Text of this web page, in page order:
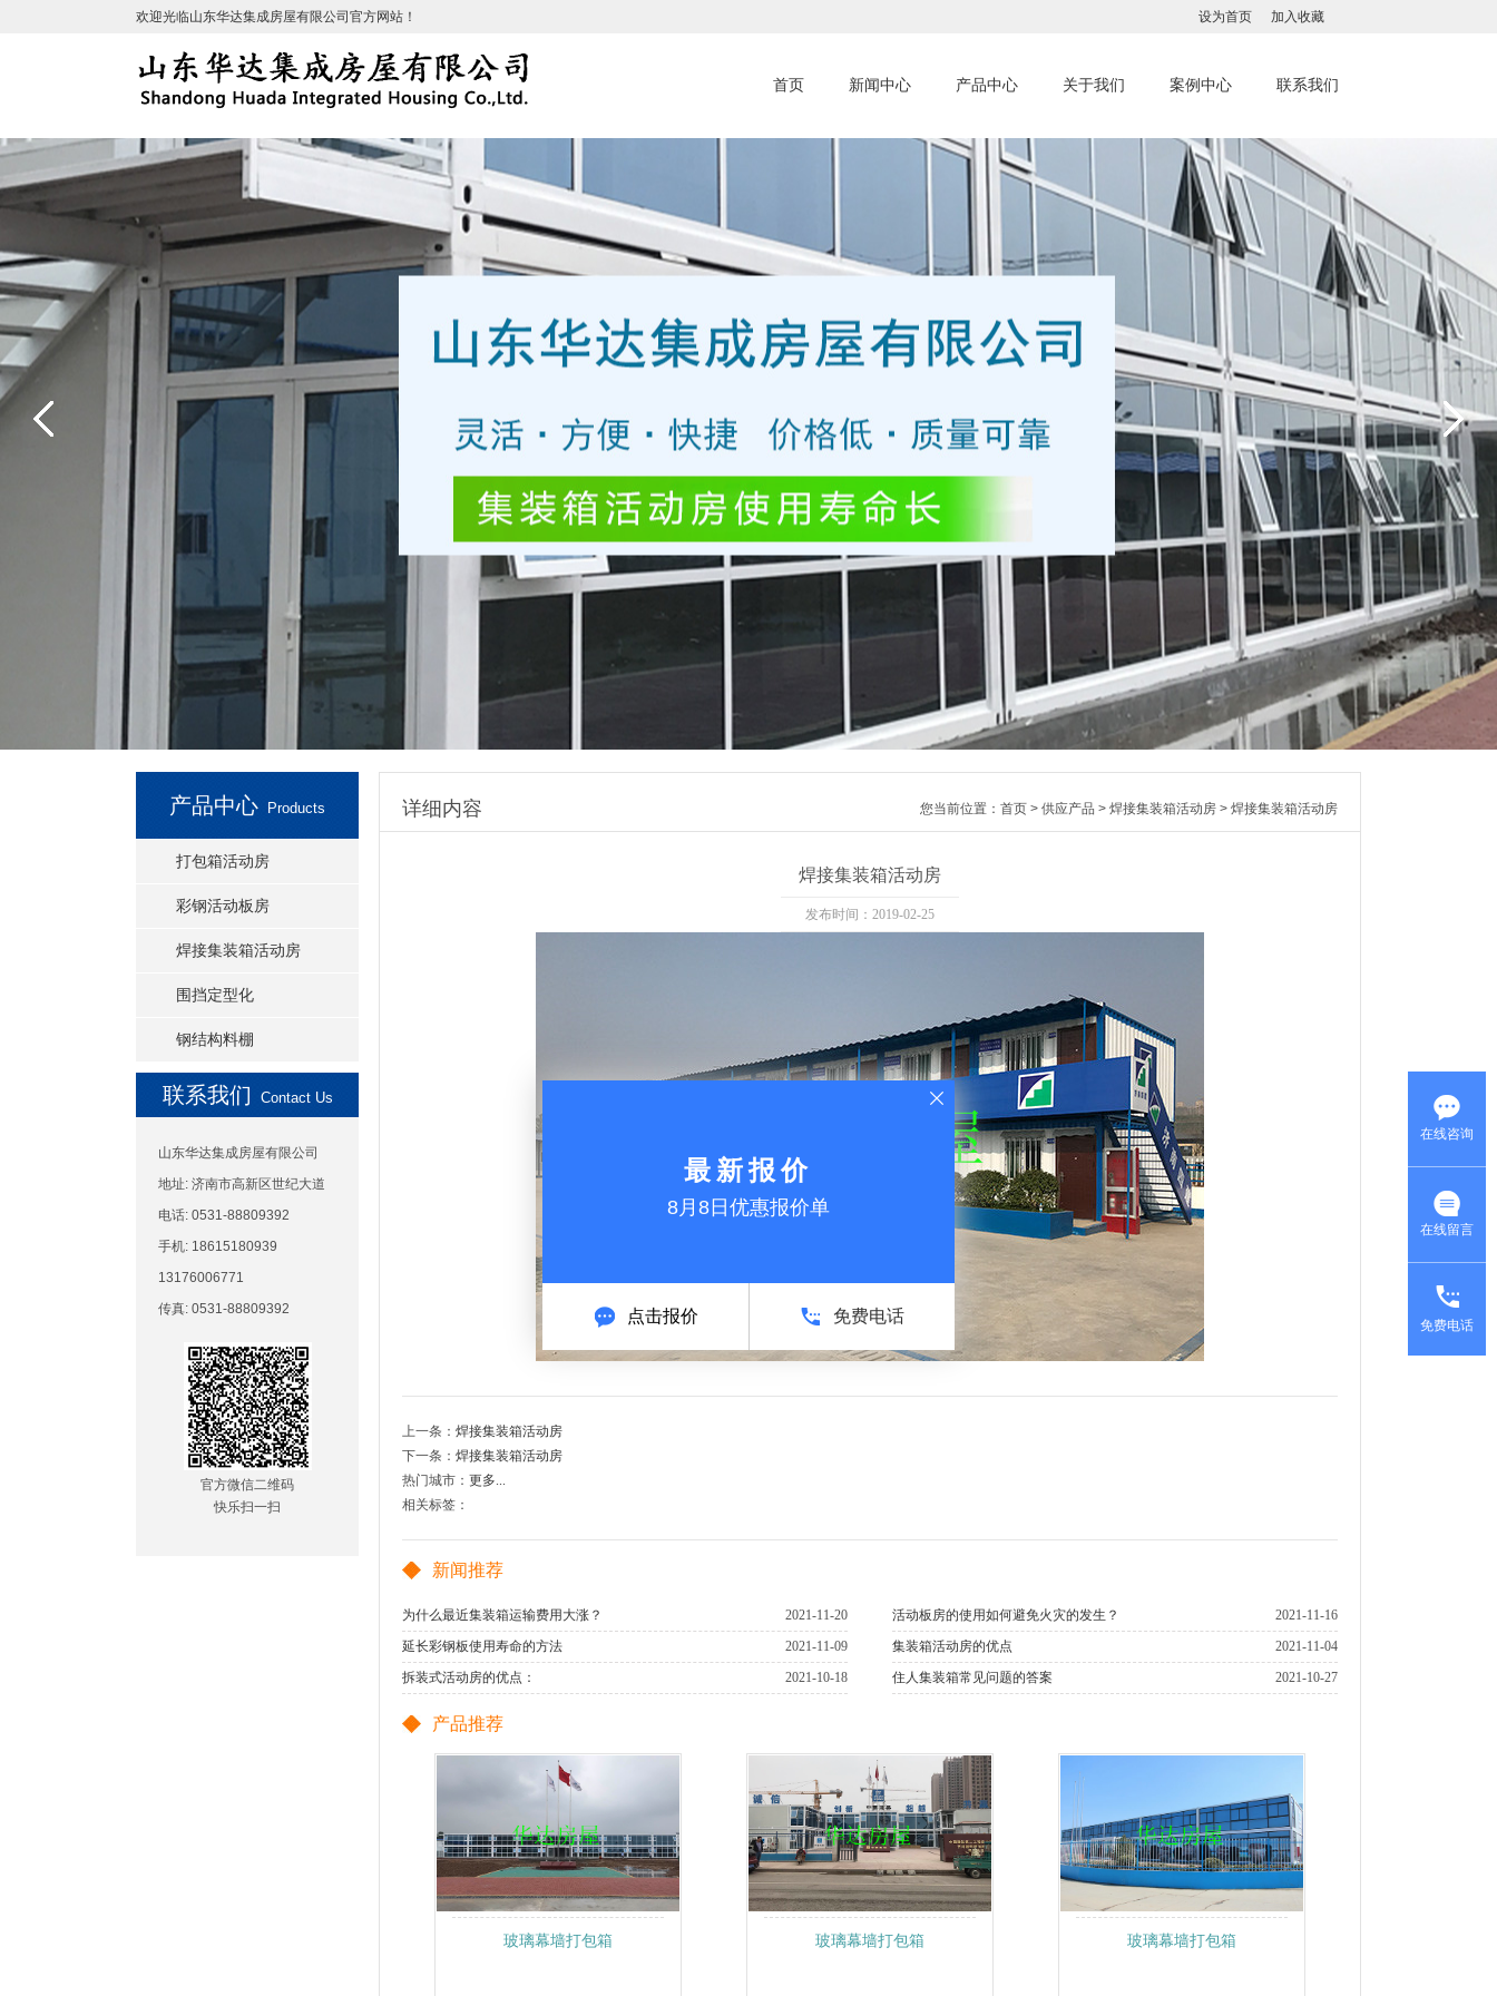
欢迎光临山东华达集成房屋有限公司官方网站！ 设为首页 加入收藏
首页 新闻中心 产品中心 关于我们 案例中心 联系我们
产品中心 Products
打包箱活动房
彩钢活动板房
焊接集装箱活动房
围挡定型化
钢结构料棚
联系我们 Contact Us
山东华达集成房屋有限公司
地址: 济南市高新区世纪大道
电话: 0531-88809392
手机: 18615180939
13176006771
传真: 0531-88809392
官方微信二维码
快乐扫一扫
详细内容 您当前位置： 首页 > 供应产品 > 焊接集装箱活动房 > 焊接集装箱活动房
焊接集装箱活动房
发布时间：2019-02-25
上一条： 焊接集装箱活动房
下一条： 焊接集装箱活动房
热门城市： 更多...
相关标签：
新闻推荐
为什么最近集装箱运输费用大涨？ 2021-11-20 活动板房的使用如何避免火灾的发生？
2021-11-16
延长彩钢板使用寿命的方法
2021-11-09 集装箱活动房的优点
2021-11-04
住人集装箱常见问题的答案
2021-10-27
拆装式活动房的优点： 2021-10-18
产品推荐
玻璃幕墙打包箱 玻璃幕墙打包箱 玻璃幕墙打包箱
在线咨询
在线留言
免费电话
最新报价
8月8日优惠报价单
点击报价 免费电话